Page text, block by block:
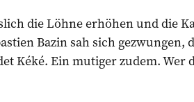
die Löhne erhöhen und die
Bazin sah sich gezwungen,
Kéké. Ein mutiger zudem. Wer